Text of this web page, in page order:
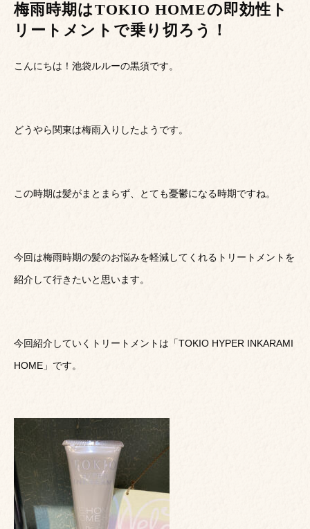
梅雨時期はTOKIO HOMEの即効性ト
リートメントで乗り切ろう！
こんにちは！池袋ルルーの黒須です。
どうやら関東は梅雨入りしたようです。
この時期は髪がまとまらず、とても憂鬱になる時期ですね。
今回は梅雨時期の髪のお悩みを軽減してくれるトリートメントを
紹介して行きたいと思います。
今回紹介していくトリートメントは「TOKIO HYPER INKARAMI
HOME」です。